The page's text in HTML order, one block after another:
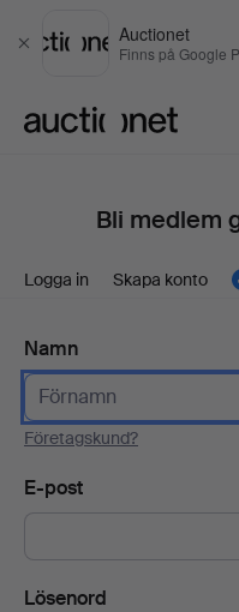
Stäng
Auctionet
Finns på Google
Bli medlem
Logga in Skapa konto
Namn
Företagskund?
E-post
Lösenord